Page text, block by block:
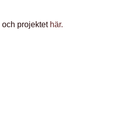
och projektet här.